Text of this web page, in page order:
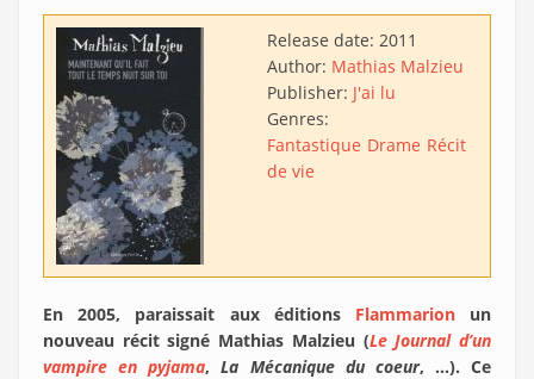
Release date: 2011
Author: Mathias Malzieu
Publisher: J'ai lu
Genres:
Fantastique Drame Récit
de vie
En 2005, paraissait aux éditions Flammarionun
nouveau récit signé Mathias Malzieu (Le Journal d’un
vampire en pyjama,La Mécanique du coeur, …). Ce